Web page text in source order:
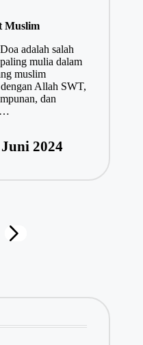
Muslim
adalah salah
mulia dalam
muslim
Allah SWT,
dan
2024